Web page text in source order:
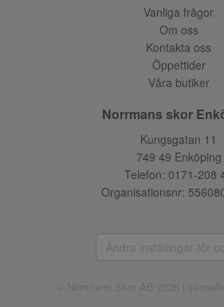
Vanliga frågor
Om oss
Kontakta oss
Öppettider
Våra butiker
Norrmans skor
Kungsgatan 11
749 49 Enköping
Telefon: 0171-208
Organisationsnr:
Ändra inställingar för